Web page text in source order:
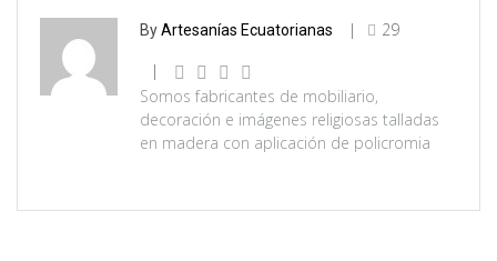
ByArtesanías Ecuatorianas 29
Somos fabricantes de mobiliario,
decoración e imágenes religiosas talladas
en madera con aplicación de policromia